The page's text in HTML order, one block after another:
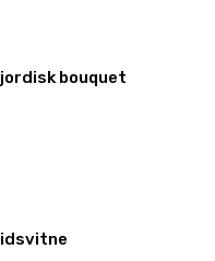
bouquet